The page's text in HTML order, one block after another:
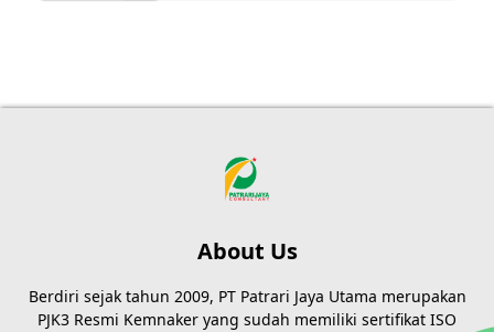
About Us
Berdiri sejak tahun 2009, PT Patrari Jaya Utama merupakan
PJK3 Resmi Kemnaker yang sudah memiliki sertifikat ISO